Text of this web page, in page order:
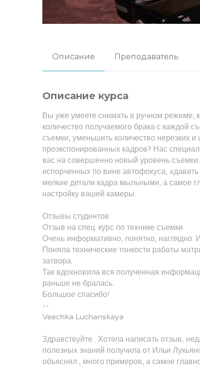
Описание Преподаватель
Описание курса
Вы уже умеете снимать в ручном режиме,
количество получаемого брака с каждой
съемки, уменьшить количество нерезких
проэкспонированных кадров? Нас
вас на совершенно новый уровень
испорченных по вине автофокуса,
мелкие детали кадра мыльными, а самое
настройку вашей камеры.
Отзывы студентов:
Отзыв на спец. курс по технике съемки
Очень информативно, понятно, наглядно.
Поняла технические тонкости работы
затвора.
Так вдохновила вся полученная
раньше не бралась.
Большое спасибо!
--
Veechka Luchanskaya
Здравствуйте . Хотела написать отзыв,
полезных знаний получила от Ильи
объяснял , много примеров, а самое